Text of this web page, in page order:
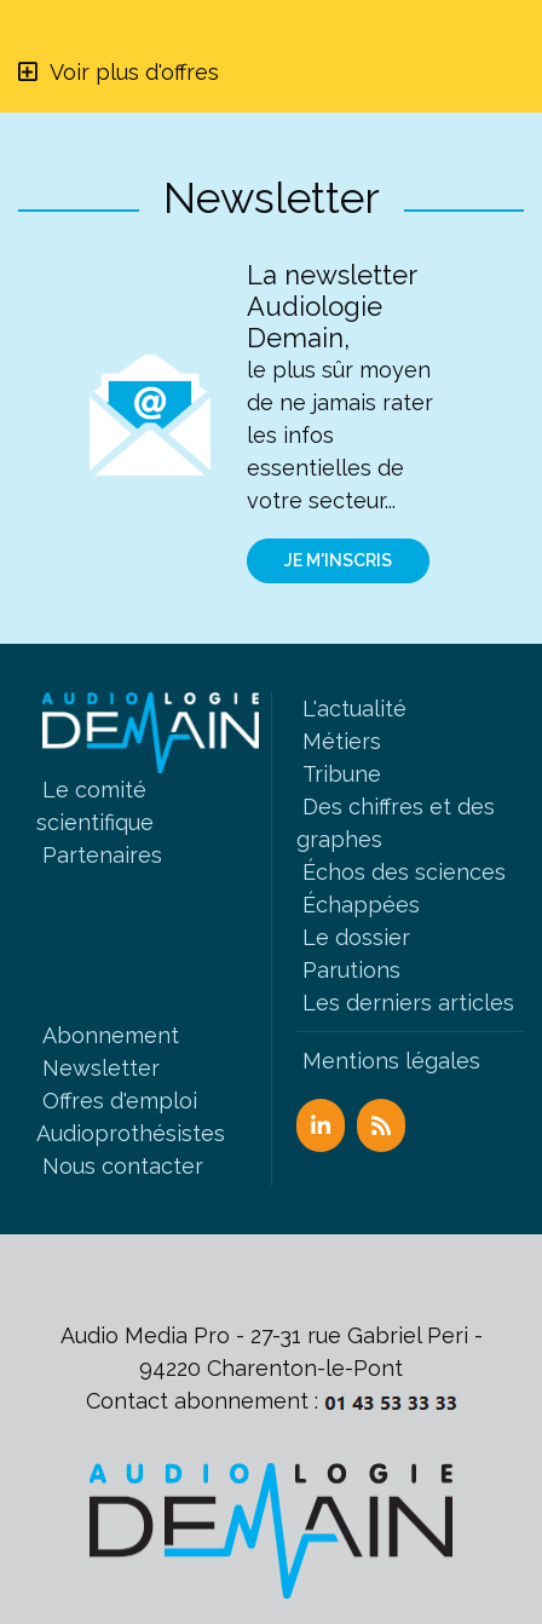
Voir plus d'offres
Newsletter
La newsletter
Audiologie
Demain,
le plus sûr moyen
de ne jamais rater
les infos
essentielles de
votre secteur...
JE M'INSCRIS
Le comité
scientifique
Partenaires
L'actualité
Métiers
Tribune
Des chiffres et des
graphes
Échos des sciences
Échappées
Le dossier
Parutions
Les derniers articles
Abonnement
Newsletter
Offres d'emploi
Audioprothésistes
Nous contacter
Mentions légales
Audio Media Pro - 27-31 rue Gabriel Peri -
94220 Charenton-le-Pont
Contact abonnement :